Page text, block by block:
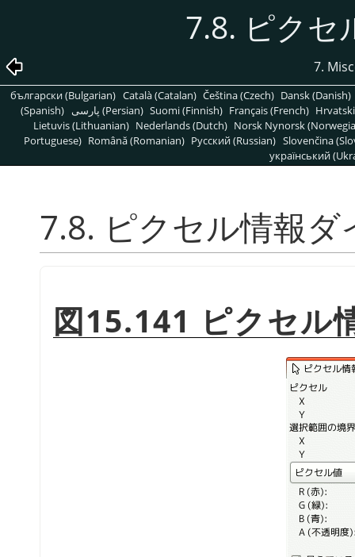
7.8. ピクセ
7.
български (Bulgarian) Català (Catalan) Čeština (Czech) Dansk (Danish)
(Spanish)
پارسی (Persian) Suomi (Finnish) Français (French)
Lietuvis (Lithuanian) Nederlands (Dutch) Norsk Nynorsk
Portuguese) Română (Romanian) Pусский (Russian) Slovenčina
український
7.8. ピクセル情報ダ
図15.141 ピクセル